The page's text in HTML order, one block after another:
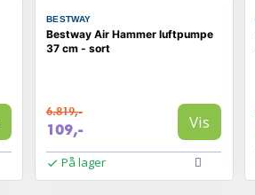
BESTWAY
Bestway Air Hammer luftpumpe
37 cm - sort
6.819,-
109,- Vis
På lager